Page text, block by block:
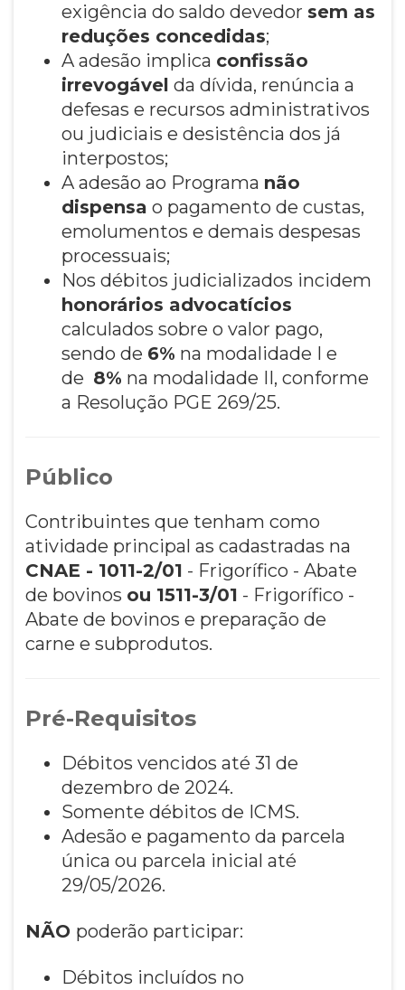
exigência do saldo devedor sem as
reduções concedidas;
A adesão implica confissão
irrevogável da dívida, renúncia a
defesas e recursos administrativos
ou judiciais e desistência dos já
interpostos;
A adesão ao Programa não
dispensa o pagamento de custas,
emolumentos e demais despesas
processuais;
Nos débitos judicializados incidem
honorários advocatícios
calculados sobre o valor pago,
sendo de 6% na modalidade I e
de 8% na modalidade II, conforme
a Resolução PGE 269/25.
Público
Contribuintes que tenham como
atividade principal as cadastradas na
CNAE - 1011-2/01 - Frigorífico - Abate
de bovinos ou 1511-3/01 - Frigorífico -
Abate de bovinos e preparação de
carne e subprodutos.
Pré-Requisitos
Débitos vencidos até 31 de
dezembro de 2024.
Somente débitos de ICMS.
Adesão e pagamento da parcela
única ou parcela inicial até
29/05/2026.
NÃO poderão participar:
Débitos incluídos no